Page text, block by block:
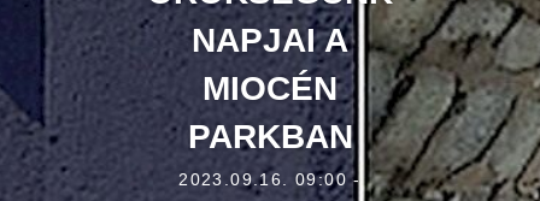
PROGRAMOK
HÍREK
RÓLUNK
NAPJAI A
MIOCÉN
PARKBAN
2023.09.16. 09:00 -